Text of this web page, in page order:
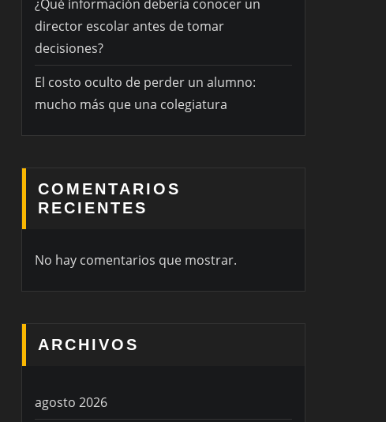
¿Qué información debería conocer un
director escolar antes de tomar
decisiones?
El costo oculto de perder un alumno:
mucho más que una colegiatura
COMENTARIOS
RECIENTES
No hay comentarios que mostrar.
ARCHIVOS
agosto 2026